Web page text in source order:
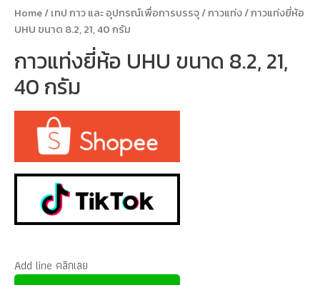
Home/เทป กาว และ อุปกรณ์เพื่อการบรรจุ/กาวแท่ง/ กาวแท่งยี่ห้อ
UHU ขนาด 8.2, 21, 40 กรัม
กาวแท่งยี่ห้อ UHU ขนาด 8.2, 21,
40 กรัม
Add line คลิกเลย